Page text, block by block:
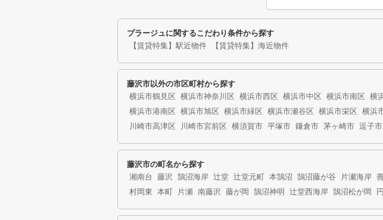
プラージュに関するこだわり条件から探す
【賃貸特集】駅近物件 【賃貸特集】海近物件
藤沢市以外の市区町村から探す
横浜市鶴見区 横浜市神奈川区 横浜市西区 横浜市中区 横浜市南区 横
横浜市港南区
横浜市旭区 横浜市緑区 横浜市瀬谷区 横浜市栄区 横浜
川崎市高津区
川崎市宮前区 横須賀市 平塚市 鎌倉市 茅ヶ崎市 逗子市
藤沢市の町名から探す
湘南台 藤沢 鵠沼海岸 辻堂 辻堂元町 本鵠沼 鵠沼藤が谷 片瀬海岸
村岡東
本町 片瀬 南藤沢 藤が岡 鵠沼神明 辻堂西海岸 鵠沼松が岡